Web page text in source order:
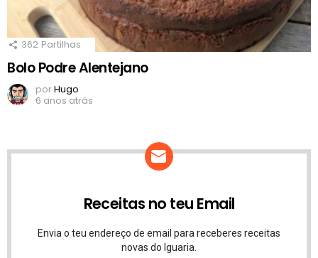
362 Partilhas
Bolo Podre Alentejano
porHugo
6 anos atrás
Receitas no teu Email
Envia o teu endereço de email para receberes receitas
novas do Iguaria.